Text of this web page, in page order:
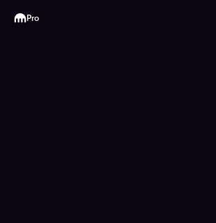
Kraken
Pro